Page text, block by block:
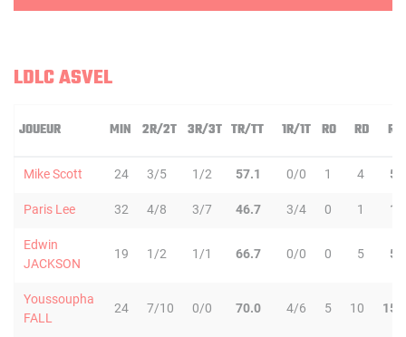
LDLC ASVEL
JOUEUR MIN 2R/2T 3R/3T TR/TT 1R/1T RO RD RT
Mike Scott 24 3/5 1/2 57.1 0/0 1 4 5
Paris Lee 32 4/8 3/7 46.7 3/4 0 1 1
Edwin
JACKSON
19 1/2 1/1 66.7 0/0 0 5 5
Youssoupha
FALL
24 7/10 0/0 70.0 4/6 5 10 15